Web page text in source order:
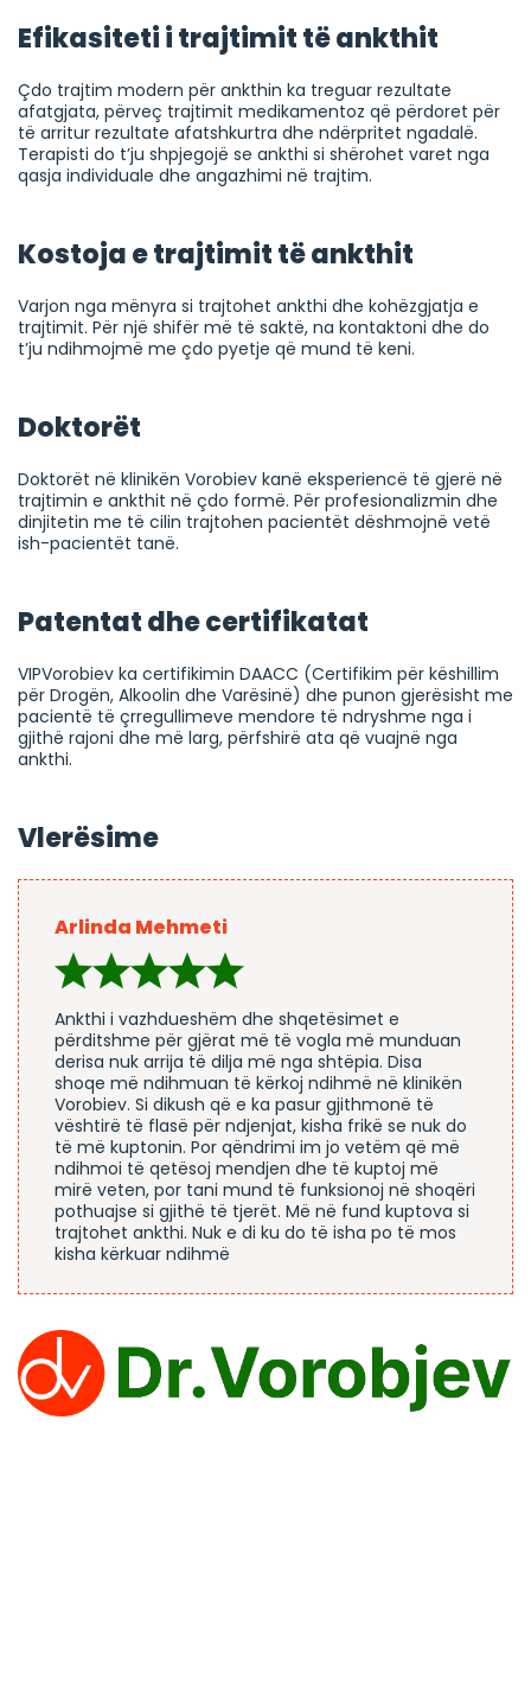
Efikasiteti i trajtimit të ankthit
Çdo trajtim modern për ankthin ka treguar rezultate
afatgjata, përveç trajtimit medikamentoz që përdoret për
të arritur rezultate afatshkurtra dhe ndërpritet ngadalë.
Terapisti do t’ju shpjegojë se ankthi si shërohet varet nga
qasja individuale dhe angazhimi në trajtim.
Kostoja e trajtimit të ankthit
Varjon nga mënyra si trajtohet ankthi dhe kohëzgjatja e
trajtimit. Për një shifër më të saktë, na kontaktoni dhe do
t’ju ndihmojmë me çdo pyetje që mund të keni.
Doktorët
Doktorët në klinikën Vorobiev kanë eksperiencë të gjerë në
trajtimin e ankthit në çdo formë. Për profesionalizmin dhe
dinjitetin me të cilin trajtohen pacientët dëshmojnë vetë
ish-pacientët tanë.
Patentat dhe certifikatat
VIPVorobiev ka certifikimin DAACC (Certifikim për këshillim
për Drogën, Alkoolin dhe Varësinë) dhe punon gjerësisht me
pacientë të çrregullimeve mendore të ndryshme nga i
gjithë rajoni dhe më larg, përfshirë ata që vuajnë nga
ankthi.
Vlerësime
Arlinda Mehmeti
Ankthi i vazhdueshëm dhe shqetësimet e
përditshme për gjërat më të vogla më munduan
derisa nuk arrija të dilja më nga shtëpia. Disa
shoqe më ndihmuan të kërkoj ndihmë në klinikën
Vorobiev. Si dikush që e ka pasur gjithmonë të
vështirë të flasë për ndjenjat, kisha frikë se nuk do
të më kuptonin. Por qëndrimi im jo vetëm që më
ndihmoi të qetësoj mendjen dhe të kuptoj më
mirë veten, por tani mund të funksionoj në shoqëri
pothuajse si gjithë të tjerët. Më në fund kuptova si
trajtohet ankthi. Nuk e di ku do të isha po të mos
kisha kërkuar ndihmë